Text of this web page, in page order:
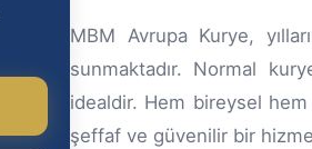
MBM Avrupa Kurye,
sunmaktadır. Normal
idealdir. Hem bireysel
şeffaf ve güvenilir bir hizmet